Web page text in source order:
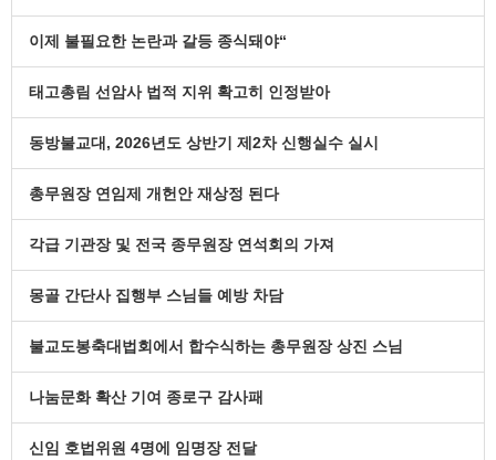
이제 불필요한 논란과 갈등 종식돼야“
태고총림 선암사 법적 지위 확고히 인정받아
동방불교대, 2026년도 상반기 제2차 신행실수 실시
총무원장 연임제 개헌안 재상정 된다
각급 기관장 및 전국 종무원장 연석회의 가져
몽골 간단사 집행부 스님들 예방 차담
불교도봉축대법회에서 합수식하는 총무원장 상진 스님
나눔문화 확산 기여 종로구 감사패
신임 호법위원 4명에 임명장 전달